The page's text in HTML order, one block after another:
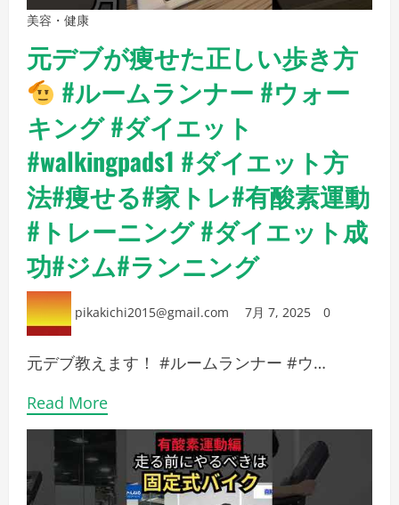
美容・健康
元デブが痩せた正しい歩き方
#ルームランナー #ウォー
キング #ダイエット
#walkingpads1 #ダイエット方
法#痩せる#家トレ#有酸素運動
#トレーニング #ダイエット成
功#ジム#ランニング
pikakichi2015@gmail.com 7月 7, 2025 0
元デブ教えます！ #ルームランナー #ウ…
Read More